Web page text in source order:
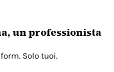
un professionista
Solo tuoi.